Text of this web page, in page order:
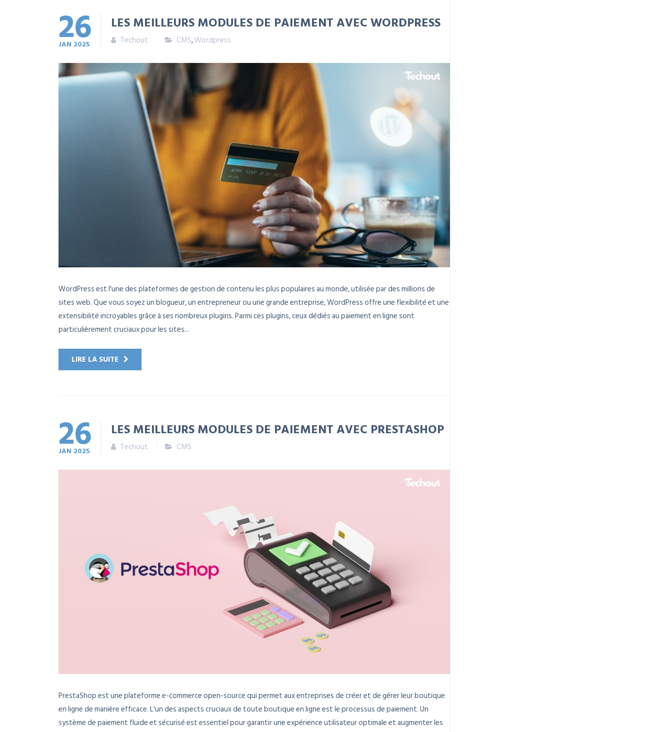
26
JAN 2025
LES MEILLEURS MODULES DE PAIEMENT AVEC WORDPRESS
Techout CMS,Wordpress
WordPress est l'une des plateformes de gestion de contenu les plus populaires au monde, utilisée par des millions de
sites web. Que vous soyez un blogueur, un entrepreneur ou une grande entreprise, WordPress offre une flexibilité et une
extensibilité incroyables grâce à ses nombreux plugins. Parmi ces plugins, ceux dédiés au paiement en ligne sont
particulièrement cruciaux pour les sites...
LIRE LA SUITE
26
JAN 2025
LES MEILLEURS MODULES DE PAIEMENT AVEC PRESTASHOP
Techout CMS
PrestaShop est une plateforme e-commerce open-source qui permet aux entreprises de créer et de gérer leur boutique
en ligne de manière efficace. L'un des aspects cruciaux de toute boutique en ligne est le processus de paiement. Un
système de paiement fluide et sécurisé est essentiel pour garantir une expérience utilisateur optimale et augmenter les